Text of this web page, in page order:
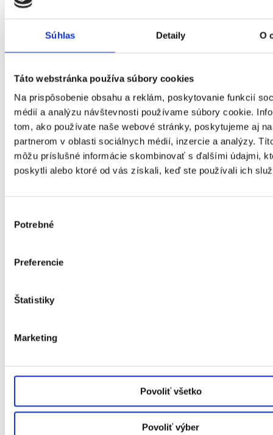
Súhlas Detaily O
Táto webstránka používa súbory cookies
Na prispôsobenie obsahu a reklám, poskytovanie funkcií
médií a analýzu návštevnosti používame súbory cookie.
tom, ako používate naše webové stránky, poskytujeme aj
partnerom v oblasti sociálnych médií, inzercie a analýzy.
môžu príslušné informácie skombinovať s ďalšími údajmi,
poskytli alebo ktoré od vás získali, keď ste používali ich
súhlasu
Potrebné
Preferencie
Štatistiky
Marketing
Povoliť všetko
Povoliť výber
Okná